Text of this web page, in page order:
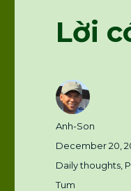
Lời
Author
Anh-Son
Posted
on
December 20,
Categories
Daily thoughts
Tags
Tum